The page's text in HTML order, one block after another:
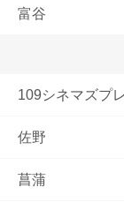
富谷
109シネマズプ
佐野
菖蒲